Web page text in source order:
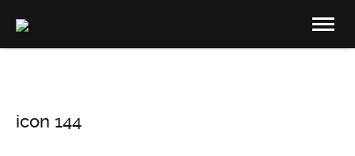
icon 144